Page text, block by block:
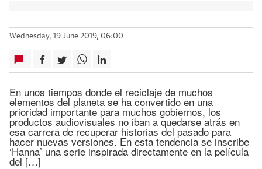
Wednesday, 19 June 2019, 06:00
En unos tiempos donde el reciclaje de muchos
elementos del planeta se ha convertido en una
prioridad importante para muchos gobiernos, los
productos audiovisuales no iban a quedarse atrás en
esa carrera de recuperar historias del pasado para
hacer nuevas versiones. En esta tendencia se inscribe
‘Hanna’ una serie inspirada directamente en la película
del […]